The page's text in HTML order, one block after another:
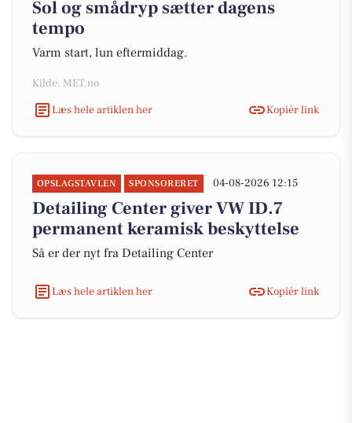
Sol og smådryp sætter dagens
tempo
Varm start, lun eftermiddag.
Kilde: MET.no
Læs hele artiklen her
Kopiér link
OPSLAGSTAVLEN SPONSORERET 04-08-2026 12:15
Detailing Center giver VW ID.7
permanent keramisk beskyttelse
Så er der nyt fra Detailing Center
Læs hele artiklen her Kopiér link